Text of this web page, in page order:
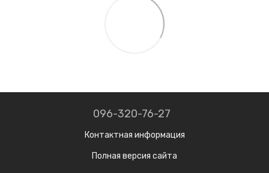
096-320-76-27
Контактная информация
Полная версия сайта